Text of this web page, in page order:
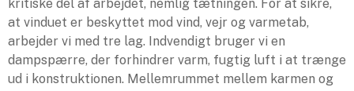
kritiske del af arbejdet, nemlig tætningen. For at sikre,
at vinduet er beskyttet mod vind, vejr og varmetab,
arbejder vi med tre lag. Indvendigt bruger vi en
dampspærre, der forhindrer varm, fugtig luft i at trænge
ud i konstruktionen. Mellemrummet mellem karmen og